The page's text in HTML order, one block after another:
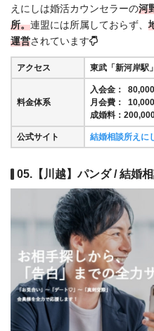
えにしは婚活カウンセラーの河
所。連盟には所属しておらず、
運営されています
アクセス 東武「新河岸駅
料金体系
入会金：
月会費：
成婚料：
公式サイト 結婚相談所えに
05.【川越】パンダ / 結婚